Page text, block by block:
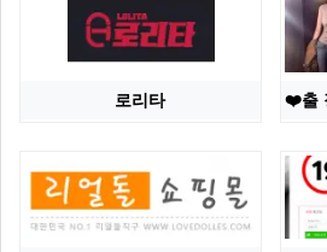
로리타